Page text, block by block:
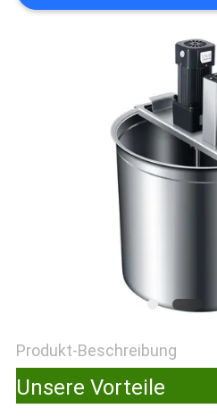
Produkt-Beschreibung
Unsere Vorteile